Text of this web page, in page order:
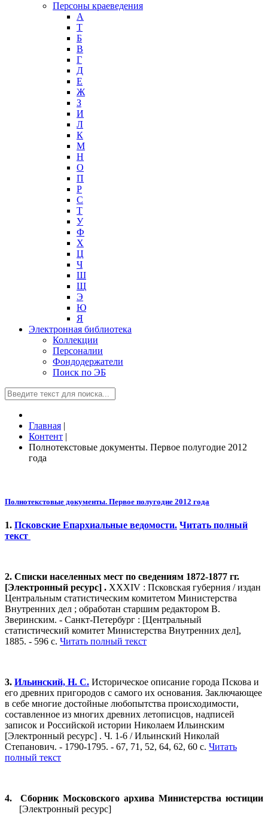
Персоны краеведения
А
T
Б
В
Г
Д
Е
Ж
З
И
Л
К
М
Н
О
П
Р
С
Т
У
Ф
Х
Ц
Ч
Ш
Щ
Э
Ю
Я
Электронная библиотека
Коллекции
Персоналии
Фондодержатели
Поиск по ЭБ
Главная |
Контент |
Полнотекстовые документы. Первое полугодие 2012
года
Полнотекстовые документы. Первое полугодие 2012 года
1. Псковские Епархиальные ведомости. Читать полный
текст
2. Списки населенных мест по сведениям 1872-1877 гг.
[Электронный ресурс] . XXXIV : Псковская губерния / издан
Центральным статистическим комитетом Министерства
Внутренних дел ; обработан старшим редактором В.
Зверинским. - Санкт-Петербург : [Центральный
статистический комитет Министерства Внутренних дел],
1885. - 596 с. Читать полный текст
3. Ильинский, Н. С. Историческое описание города Пскова и
его древних пригородов с самого их основания. Заключающее
в себе многие достойные любопытства происходимости,
составленное из многих древних летописцов, надписей
записок и Российской истории Николаем Ильинским
[Электронный ресурс] . Ч. 1-6 / Ильинский Николай
Степанович. - 1790-1795. - 67, 71, 52, 64, 62, 60 с. Читать
полный текст
4. Сборник Московского архива Министерства юстиции
[Электронный ресурс]